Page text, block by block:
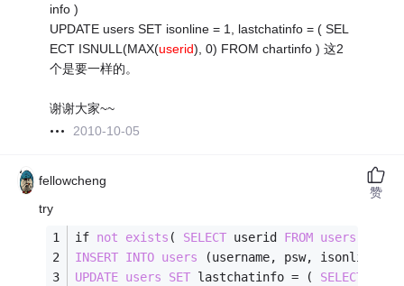
info )
UPDATE users SET isonline = 1, lastchatinfo = ( SEL
ECT ISNULL(MAX(userid), 0) FROM chartinfo ) 这2
个是要一样的。
谢谢大家~~
2010-10-05
fellowcheng
try
if not exists ( SELECT userid FROM users
INSERT INTO users (username, psw, isonline)
UPDATE users SET lastchatinfo = ( SELECT
赞